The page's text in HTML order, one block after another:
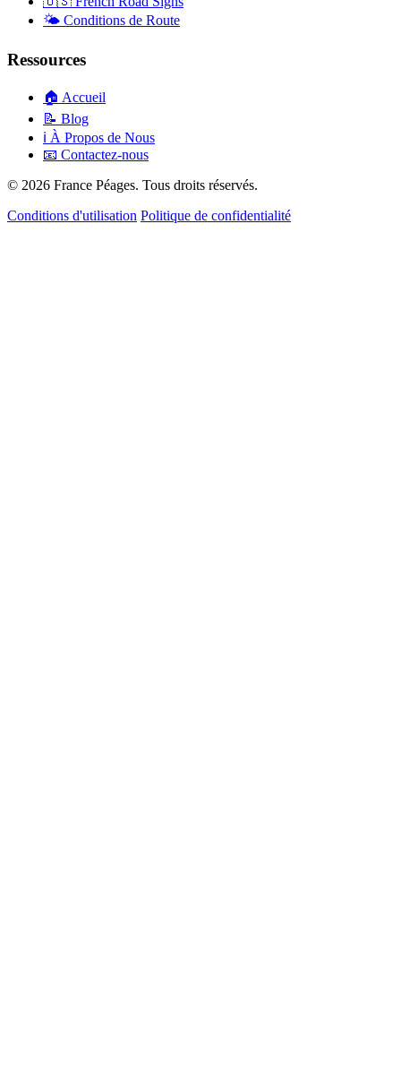
🌤️ Conditions de Route
Ressources
🏠 Accueil
📝 Blog
ℹ️ À Propos de Nous
📧 Contactez-nous
© 2026 France Péages. Tous droits réservés.
Conditions d'utilisation Politique de confidentialité